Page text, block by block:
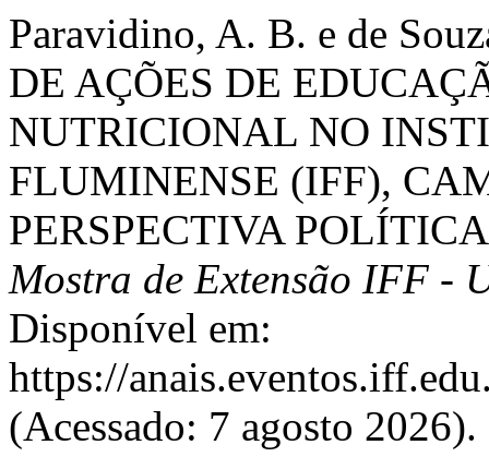
Paravidino, A. B. e de
DE AÇÕES DE
NUTRICIONAL NO
FLUMINENSE (IFF),
PERSPECTIVA
Mostra de Extensão IFF -
Disponível em:
https://
(Acessado: 7 agosto 2026).